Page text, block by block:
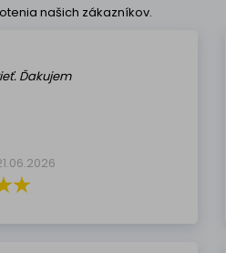
našich zákazníkov.
Ďakujem